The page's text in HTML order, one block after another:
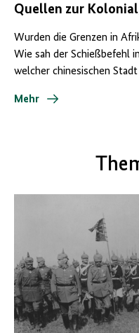
Quellen zur
Wurden die Grenzen in
Wie sah der Schießbefehl
welcher chinesischen
Mehr